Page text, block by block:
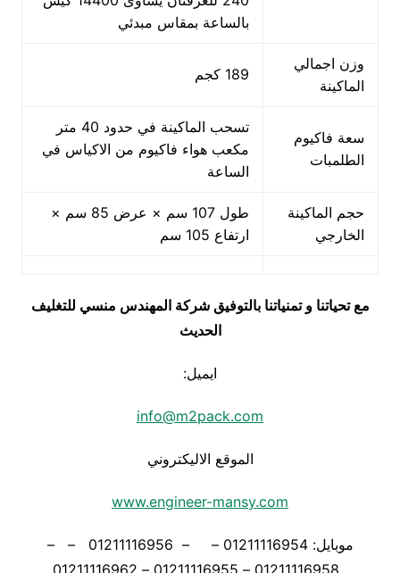
بالساعة بمقاس مبدئي
وزن اجمالي
الماكينة
189 كجم
سعة فاكيوم
الطلمبات
تسحب الماكينة في حدود 40 متر
مكعب هواء فاكيوم من الاكياس في
الساعة
حجم الماكينة
الخارجي
طول 107 سم × عرض 85 سم ×
ارتفاع 105 سم
مع تحياتنا و تمنياتنا بالتوفيق شركة المهندس منسي للتغليف
الحديث
ايميل:
info@m2pack.com
الموقع الاليكتروني
www.engineer-mansy.com
موبايل: 01211116954 – – 01211116956 – –